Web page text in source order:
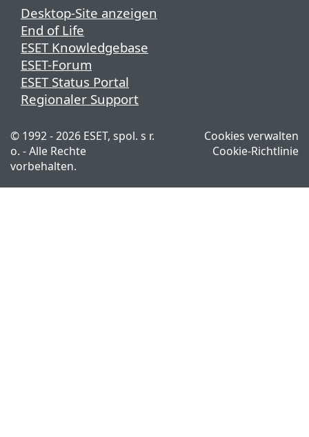
Desktop-Site anzeigen
End of Life
ESET Knowledgebase
ESET-Forum
ESET Status Portal
Regionaler Support
© 1992 - 2026 ESET, spol. s r.
o. - Alle Rechte
vorbehalten.
Cookies verwalten
Cookie-Richtlinie